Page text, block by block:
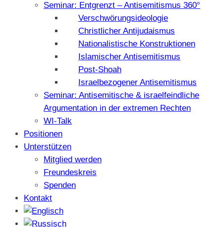
Seminar: Entgrenzt – Antisemitismus 360°
Verschwörungsideologie
Christlicher Antijudaismus
Nationalistische Konstruktionen
Islamischer Antisemitismus
Post-Shoah
Israelbezogener Antisemitismus
Seminar: Antisemitische & israelfeindliche
Argumentation in der extremen Rechten
WI-Talk
Positionen
Unterstützen
Mitglied werden
Freundeskreis
Spenden
Kontakt